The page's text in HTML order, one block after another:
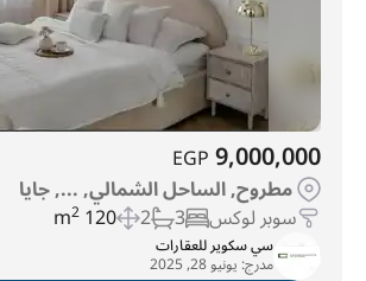
9,000,000
EGP
مطروح, الساحل الشمالي, ..., جايا
سوبر لوكس 3
2
120 m
2
سي سكوير للعقارات
مدرج: يونيو 28, 2025